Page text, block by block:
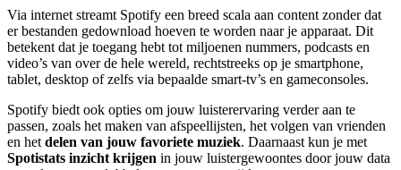
Via internet streamt Spotify een breed scala aan content zonder dat
er bestanden gedownload hoeven te worden naar je apparaat. Dit
betekent dat je toegang hebt tot miljoenen nummers, podcasts en
video’s van over de hele wereld, rechtstreeks op je smartphone,
tablet, desktop of zelfs via bepaalde smart-tv’s en gameconsoles.
Spotify biedt ook opties om jouw luisterervaring verder aan te
passen, zoals het maken van afspeellijsten, het volgen van vrienden
en het delen van jouw favoriete muziek. Daarnaast kun je met
Spotistats inzicht krijgen in jouw luistergewoontes door jouw data